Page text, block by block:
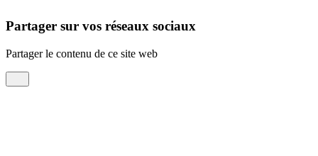
Partager sur vos réseaux sociaux
Partager le contenu de ce site web